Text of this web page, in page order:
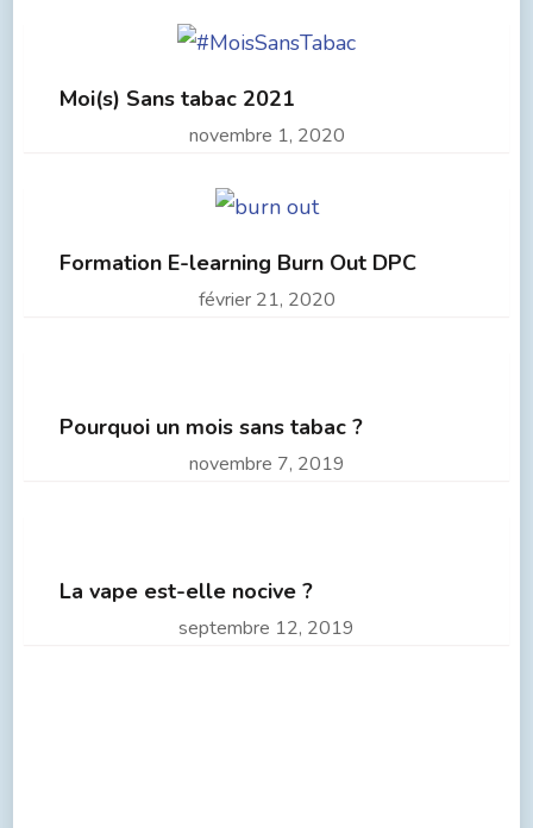
Moi(s) Sans tabac 2021
novembre 1, 2020
Formation E-learning Burn Out DPC
février 21, 2020
Pourquoi un mois sans tabac ?
novembre 7, 2019
La vape est-elle nocive ?
septembre 12, 2019